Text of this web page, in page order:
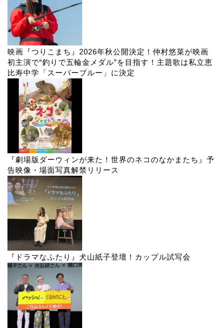
映画『つりこまち』2026年秋公開決定！仲村悠菜が映画
初主演で“釣りで五輪金メダル”を目指す！主題歌は私立恵
比寿中学「スーパーブルー」に決定
『劇場版ダーウィンが来た！世界のネコのなかまたち』予
告映像・場面写真解禁リリース
『ドラマなふたり』犬山紙子登壇！カップル試写会